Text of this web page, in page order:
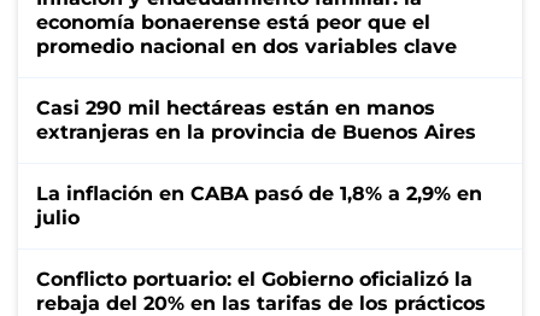
economía bonaerense está peor que el
promedio nacional en dos variables clave
Casi 290 mil hectáreas están en manos
extranjeras en la provincia de Buenos Aires
La inflación en CABA pasó de 1,8% a 2,9% en
julio
Conflicto portuario: el Gobierno oficializó la
rebaja del 20% en las tarifas de los prácticos